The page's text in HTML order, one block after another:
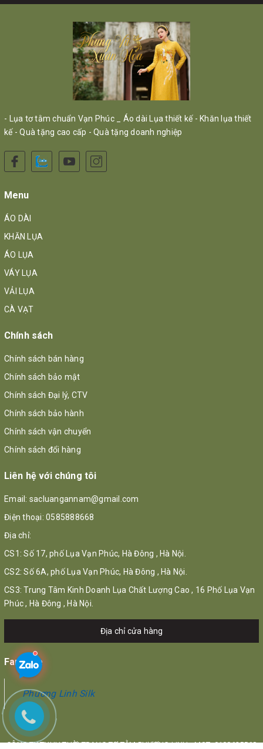
- Lụa tơ tằm chuẩn Vạn Phúc _ Áo dài Lụa thiết kế - Khăn lụa thiết
kế - Quà tặng cao cấp - Quà tặng doanh nghiệp
Menu
ÁO DÀI
KHĂN LỤA
ÁO LỤA
VÁY LỤA
VẢI LỤA
CÀ VẠT
Chính sách
Chính sách bán hàng
Chính sách bảo mật
Chính sách Đại lý, CTV
Chính sách bảo hành
Chính sách vận chuyển
Chính sách đổi hàng
Liên hệ với chúng tôi
Email: sacluangannam@gmail.com
Điện thoại: 0585888668
Địa chỉ:
CS1: Số 17, phố Lụa Vạn Phúc, Hà Đông , Hà Nội.
CS2: Số 6A, phố Lụa Vạn Phúc, Hà Đông , Hà Nội.
CS3: Trung Tâm Kinh Doanh Lụa Chất Lượng Cao , 16 Phố Lụa Vạn
Phúc , Hà Đông , Hà Nội.
Địa chỉ cửa hàng
CÔNG TY TNHH THỜI TRANG TƠ TẰM PHƯƠNG LINH - MST: 0108625568
Fanpage
Phương Linh Silk